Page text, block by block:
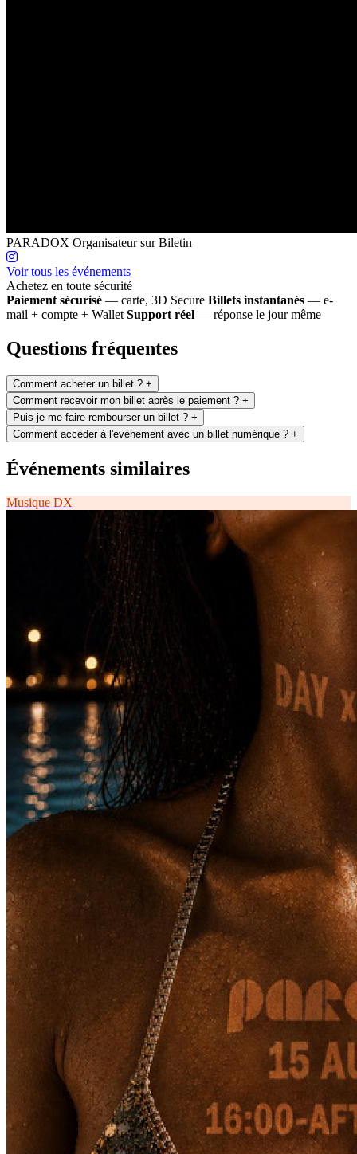
PARADOX Organisateur sur Biletin
Voir tous les événements
Achetez en toute sécurité
Paiement sécurisé — carte, 3D Secure Billets instantanés — e-
mail + compte + Wallet Support réel — réponse le jour même
Questions fréquentes
Comment acheter un billet ? +
Comment recevoir mon billet après le paiement ? +
Puis-je me faire rembourser un billet ? +
Comment accéder à l'événement avec un billet numérique ? +
Événements similaires
Musique DX